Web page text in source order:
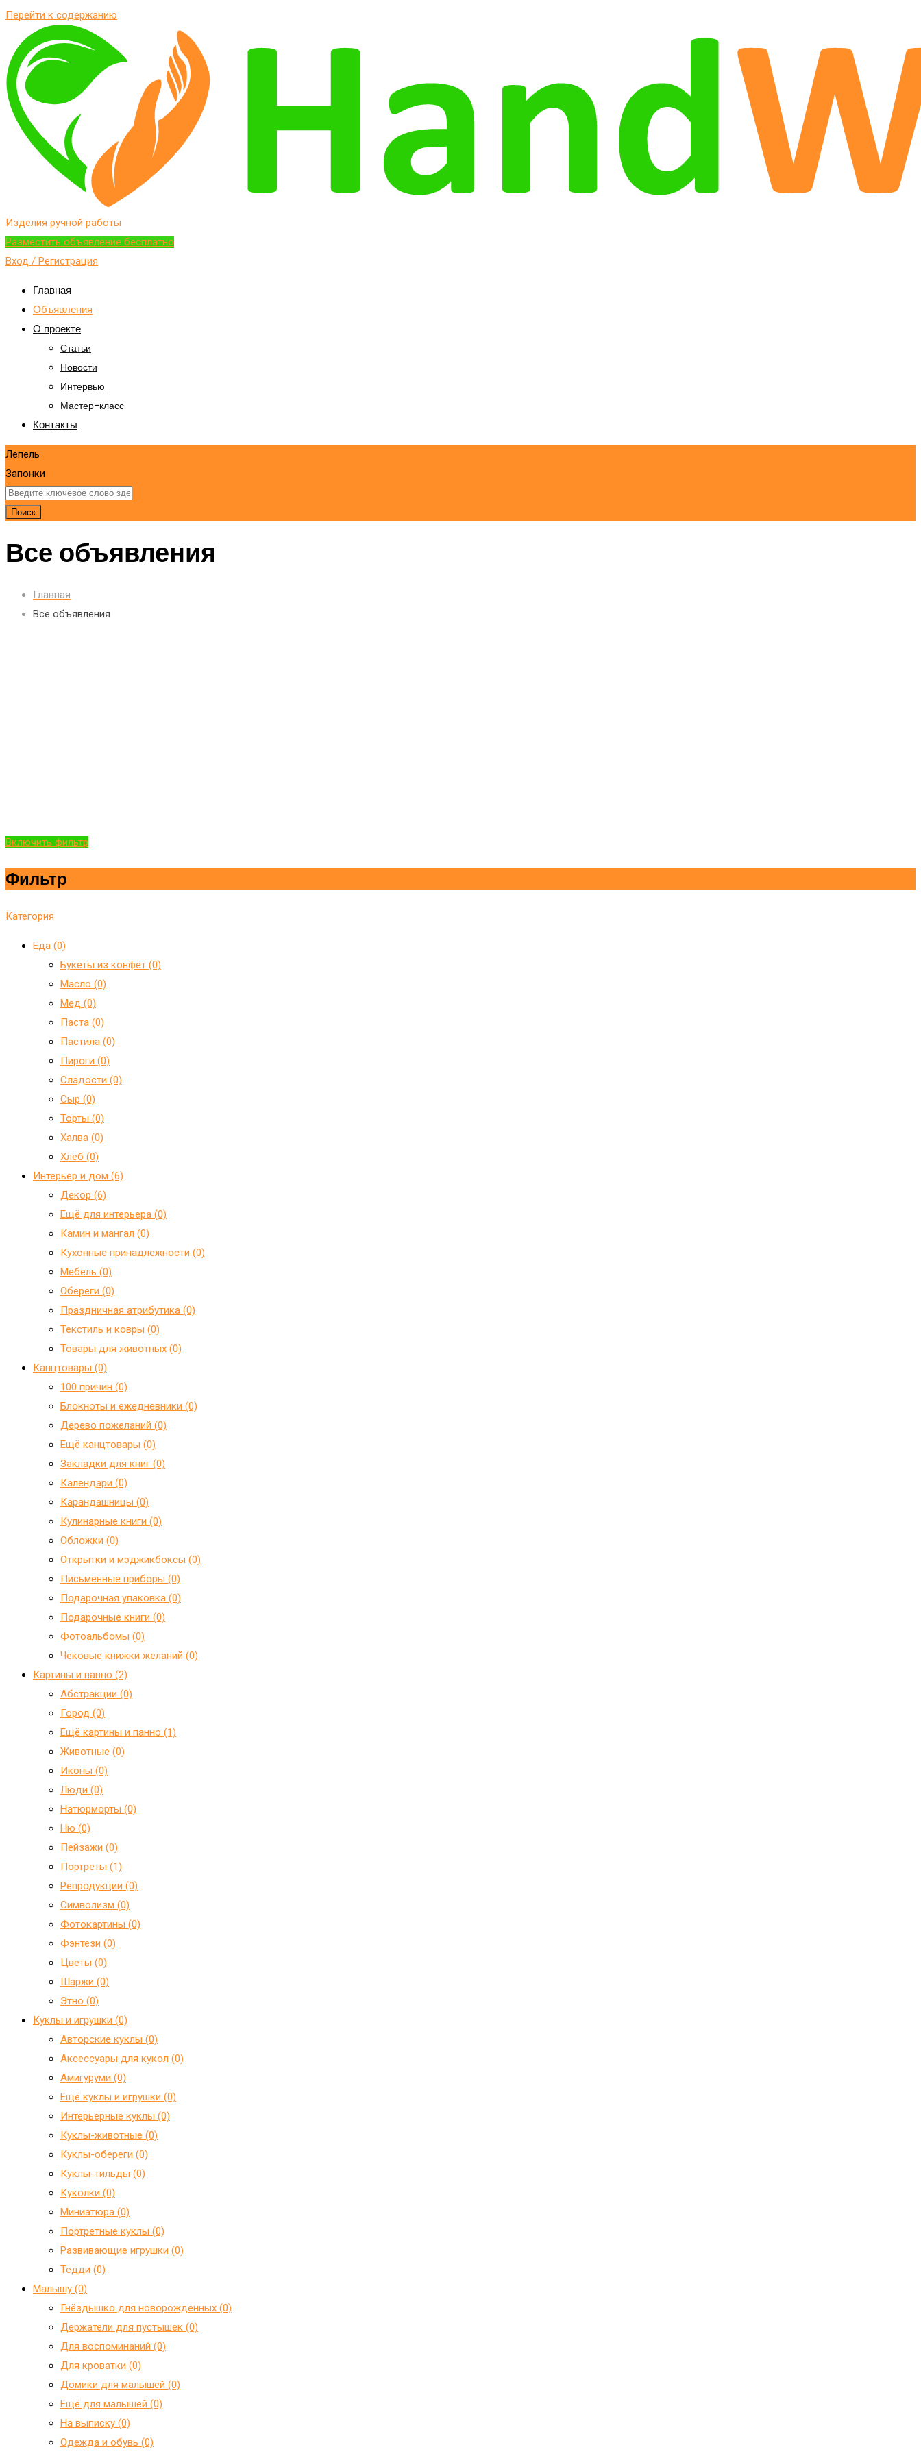
Перейти к содержанию
Изделия ручной работы
Разместить объявление бесплатно
Вход / Регистрация
Главная
Объявления
О проекте
Статьи
Новости
Интервью
Мастер-класс
Контакты
Лепель
Запонки
Поиск
Все объявления
Главная
Все объявления
Включить фильтр
Фильтр
Категория
Еда (0)
Букеты из конфет (0)
Масло (0)
Мед (0)
Паста (0)
Пастила (0)
Пироги (0)
Сладости (0)
Сыр (0)
Торты (0)
Халва (0)
Хлеб (0)
Интерьер и дом (6)
Декор (6)
Ещё для интерьера (0)
Камин и мангал (0)
Кухонные принадлежности (0)
Мебель (0)
Обереги (0)
Праздничная атрибутика (0)
Текстиль и ковры (0)
Товары для животных (0)
Канцтовары (0)
100 причин (0)
Блокноты и ежедневники (0)
Дерево пожеланий (0)
Ещё канцтовары (0)
Закладки для книг (0)
Календари (0)
Карандашницы (0)
Кулинарные книги (0)
Обложки (0)
Открытки и мэджикбоксы (0)
Письменные приборы (0)
Подарочная упаковка (0)
Подарочные книги (0)
Фотоальбомы (0)
Чековые книжки желаний (0)
Картины и панно (2)
Абстракции (0)
Город (0)
Ещё картины и панно (1)
Животные (0)
Иконы (0)
Люди (0)
Натюрморты (0)
Ню (0)
Пейзажи (0)
Портреты (1)
Репродукции (0)
Символизм (0)
Фотокартины (0)
Фэнтези (0)
Цветы (0)
Шаржи (0)
Этно (0)
Куклы и игрушки (0)
Авторские куклы (0)
Аксессуары для кукол (0)
Амигуруми (0)
Ещё куклы и игрушки (0)
Интерьерные куклы (0)
Куклы-животные (0)
Куклы-обереги (0)
Куклы-тильды (0)
Куколки (0)
Миниатюра (0)
Портретные куклы (0)
Развивающие игрушки (0)
Тедди (0)
Малышу (0)
Гнёздышко для новорожденных (0)
Держатели для пустышек (0)
Для воспоминаний (0)
Для кроватки (0)
Домики для малышей (0)
Ещё для малышей (0)
На выписку (0)
Одежда и обувь (0)